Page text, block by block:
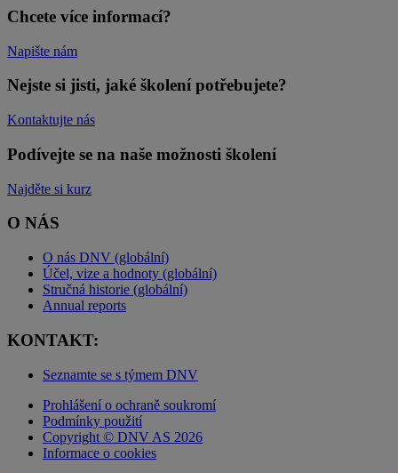
Chcete více informací?
Napište nám
Nejste si jisti, jaké školení potřebujete?
Kontaktujte nás
Podívejte se na naše možnosti školení
Najděte si kurz
O NÁS
O nás DNV (globální)
Účel, vize a hodnoty (globální)
Stručná historie (globální)
Annual reports
KONTAKT:
Seznamte se s týmem DNV
Prohlášení o ochraně soukromí
Podmínky použití
Copyright © DNV AS 2026
Informace o cookies